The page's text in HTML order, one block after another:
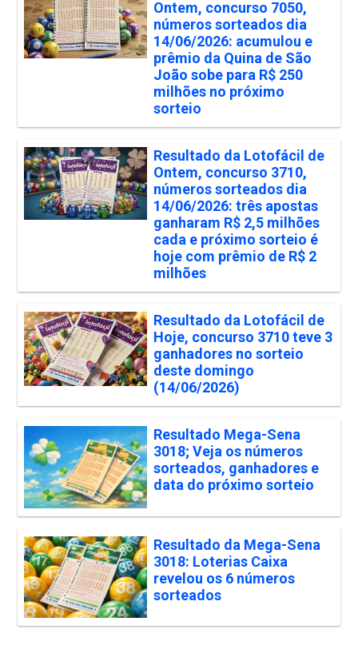
Ontem, concurso 7050,
números sorteados dia
14/06/2026: acumulou e
prêmio da Quina de São
João sobe para R$ 250
milhões no próximo
sorteio
Resultado da Lotofácil de
Ontem, concurso 3710,
números sorteados dia
14/06/2026: três apostas
ganharam R$ 2,5 milhões
cada e próximo sorteio é
hoje com prêmio de R$ 2
milhões
Resultado da Lotofácil de
Hoje, concurso 3710 teve 3
ganhadores no sorteio
deste domingo
(14/06/2026)
Resultado Mega-Sena
3018; Veja os números
sorteados, ganhadores e
data do próximo sorteio
Resultado da Mega-Sena
3018: Loterias Caixa
revelou os 6 números
sorteados